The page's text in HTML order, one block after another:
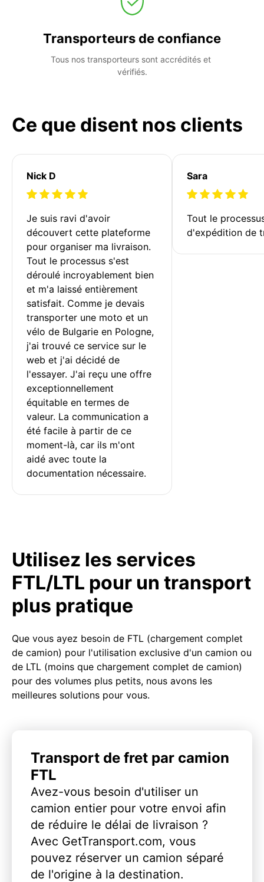
Transporteurs de confiance
Tous nos transporteurs sont accrédités et
vérifiés.
Ce que disent nos clients
Nick D
Je suis ravi d'avoir
découvert cette plateforme
pour organiser ma livraison.
Tout le processus s'est
déroulé incroyablement bien
et m'a laissé entièrement
satisfait. Comme je devais
transporter une moto et un
vélo de Bulgarie en Pologne,
j'ai trouvé ce service sur le
web et j'ai décidé de
l'essayer. J'ai reçu une offre
exceptionnellement
équitable en termes de
valeur. La communication a
été facile à partir de ce
moment-là, car ils m'ont
aidé avec toute la
documentation nécessaire.
Sara
Tout le
d'expédition de
Utilisez les services
FTL/LTL pour un transport
plus pratique
Que vous ayez besoin de FTL (chargement complet
de camion) pour l'utilisation exclusive d'un camion ou
de LTL (moins que chargement complet de camion)
pour des volumes plus petits, nous avons les
meilleures solutions pour vous.
Transport de fret par camion
FTL
Avez-vous besoin d'utiliser un
camion entier pour votre envoi afin
de réduire le délai de livraison ?
Avec GetTransport.com, vous
pouvez réserver un camion séparé
de l'origine à la destination.